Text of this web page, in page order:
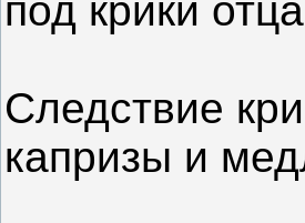
под крики
Следствие
капризы и